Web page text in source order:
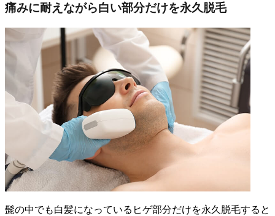
痛みに耐えながら白い部分だけを永久脱毛
髭の中でも白髪になっているヒゲ部分だけを永久脱毛すると